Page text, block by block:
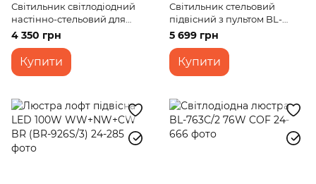
Світильник світлодіодний
настінно-стельовий для
ванної WBL-01/24W NW WH
4 350 грн
Купити
Світильник стельовий
підвісний з пультом BL-
483S/2x24W LED RM WH
5 699 грн
Купити